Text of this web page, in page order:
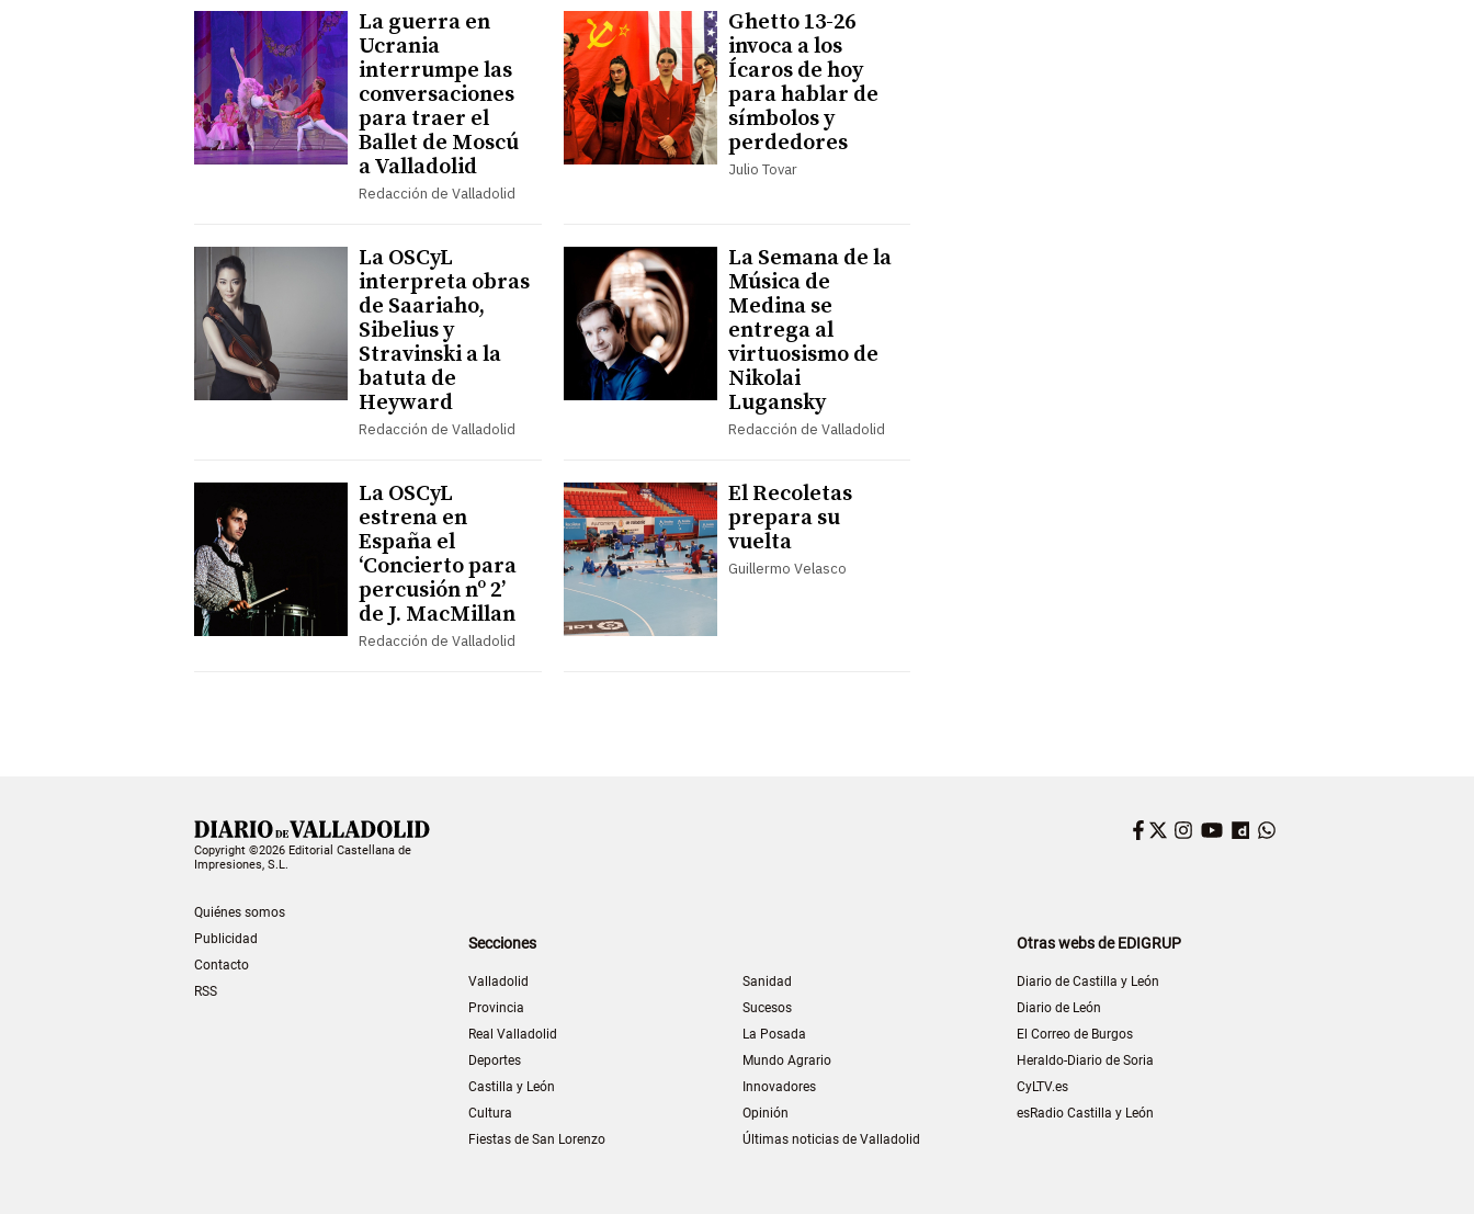
La guerra en
Ucrania
interrumpe las
conversaciones
para traer el
Ballet de Moscú
a Valladolid
Redacción de Valladolid
Ghetto 13-26
invoca a los
Ícaros de hoy
para hablar de
símbolos y
perdedores
Julio Tovar
La OSCyL
interpreta obras
de Saariaho,
Sibelius y
Stravinski a la
batuta de
Heyward
Redacción de Valladolid
La Semana de la
Música de
Medina se
entrega al
virtuosismo de
Nikolai
Lugansky
Redacción de Valladolid
La OSCyL
estrena en
España el
‘Concierto para
percusión nº 2’
de J. MacMillan
Redacción de Valladolid
El Recoletas
prepara su
vuelta
Guillermo Velasco
Copyright ©2026 Editorial Castellana de
Impresiones, S.L.
Quiénes somos
Publicidad
Contacto
RSS
Facebook
Twitter
Instagram
YouTube
Dailymotion
Secciones
Valladolid
Provincia
Real Valladolid
Deportes
Castilla y León
Cultura
Fiestas de San Lorenzo
Sanidad
Sucesos
La Posada
Mundo Agrario
Innovadores
Opinión
Últimas noticias de Valladolid
Otras webs de EDIGRUP
Diario de Castilla y León
Diario de León
El Correo de Burgos
Heraldo-Diario de Soria
CyLTV.es
esRadio Castilla y León